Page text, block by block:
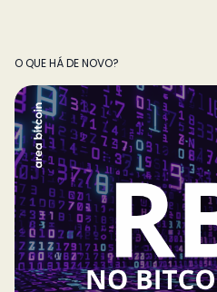
O QUE HÁ DE NOVO?